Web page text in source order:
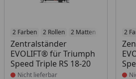
2 Farben 2 Rollen 2 Matten 2
Zentralständer
EVOLIFT® für Triumph
Speed Triple RS 18-20
Produkt nicht lieferbar
Nicht lieferbar
2